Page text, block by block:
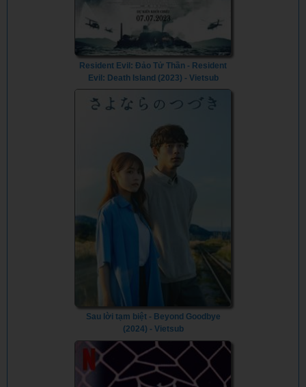
Resident Evil: Đảo Tử Thần - Resident
Evil: Death Island (2023) - Vietsub
Sau lời tạm biệt - Beyond Goodbye
(2024) - Vietsub